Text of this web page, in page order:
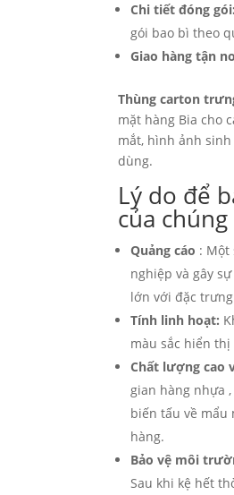
Chi tiết đóng gói:
gói bao bì theo
Giao hàng tận
Thùng carton
mặt hàng Bia cho
mắt, hình ảnh
dùng.
Lý do để
của
Quảng cáo : Một
nghiệp và gây
lớn với đặc
Tính linh hoạt:
màu sắc hiển
Chất lượng cao
gian hàng nhựa
biến tấu về mẩu
hàng.
Bảo vệ môi
Sau khi kệ hết